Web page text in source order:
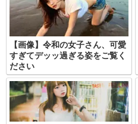
【画像】令和の女子さん、可愛
すぎてデッッ過ぎる姿をご覧く
ださい